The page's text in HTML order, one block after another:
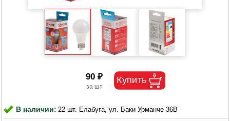
90 ₽
В наличии: 22 шт. Елабуга, ул. Баки Урманче 36В